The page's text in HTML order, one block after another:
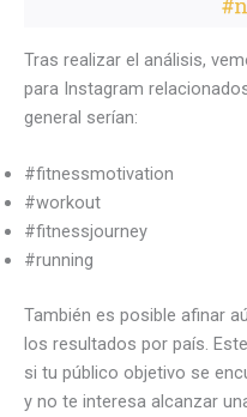
Tras realizar el análisis,
para Instagram
general serían:
#fitnessmotivation
#workout
#fitnessjourney
#running
También es posible afinar
los resultados por país.
si tu público objetivo se
y no te interesa alcanzar